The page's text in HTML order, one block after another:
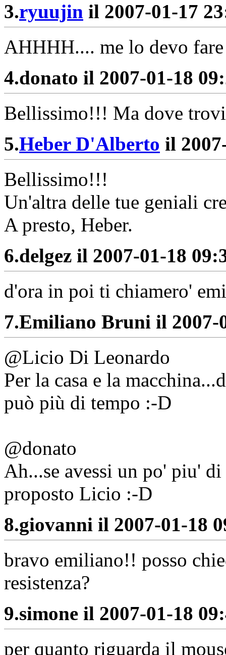
3.ryuujin il 2007-01-17
AHHHH.... me lo devo
4.donato il 2007-01-18
Bellissimo!!! Ma dove trovi
5.Heber D'Alberto il
Bellissimo!!!
Un'altra delle tue geniali
A presto, Heber.
6.delgez il 2007-01-18
d'ora in poi ti chiamero'
7.Emiliano Bruni il 2007-
@Licio Di Leonardo
Per la casa e la
può più di tempo :-D
@donato
Ah...se avessi un po' piu'
proposto Licio :-D
8.giovanni il 2007-01-18
bravo emiliano!! posso
resistenza?
9.simone il 2007-01-18
per quanto riguarda il